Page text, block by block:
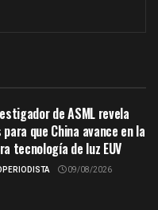
de ASML revela
que China avance en la
tecnología de luz EUV
09/08/2026